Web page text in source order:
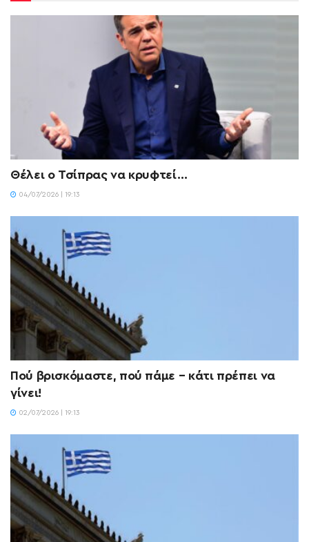
Θέλει ο Τσίπρας να κρυφτεί…
04/07/2026 | 19:13
Πού βρισκόμαστε, πού πάμε – κάτι πρέπει να
γίνει!
02/07/2026 | 19:13